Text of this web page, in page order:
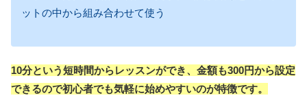
ットの中から組み合わせて使う
10分という短時間からレッスンができ、金額も300円から設定
できるので初心者でも気軽に始めやすいのが特徴です。